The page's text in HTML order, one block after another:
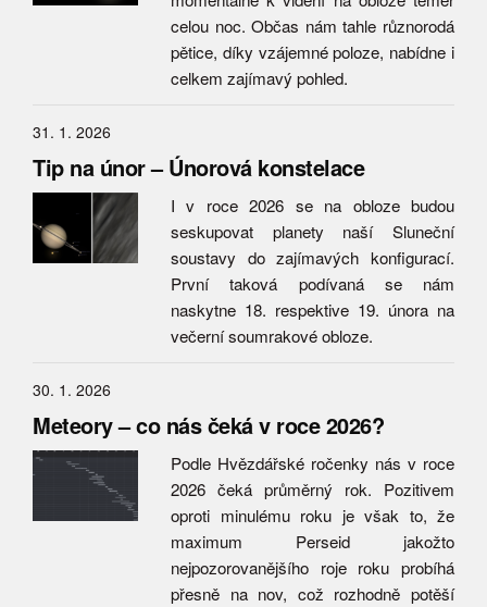
celou noc. Občas nám tahle různorodá
pětice, díky vzájemné poloze, nabídne i
celkem zajímavý pohled.
31. 1. 2026
Tip na únor – Únorová konstelace
I v roce 2026 se na obloze budou
seskupovat planety naší Sluneční
soustavy do zajímavých konfigurací.
První taková podívaná se nám
naskytne 18. respektive 19. února na
večerní soumrakové obloze.
30. 1. 2026
Meteory – co nás čeká v roce 2026?
Podle Hvězdářské ročenky nás v roce
2026 čeká průměrný rok. Pozitivem
oproti minulému roku je však to, že
maximum Perseid jakožto
nejpozorovanějšího roje roku probíhá
přesně na nov, což rozhodně potěší